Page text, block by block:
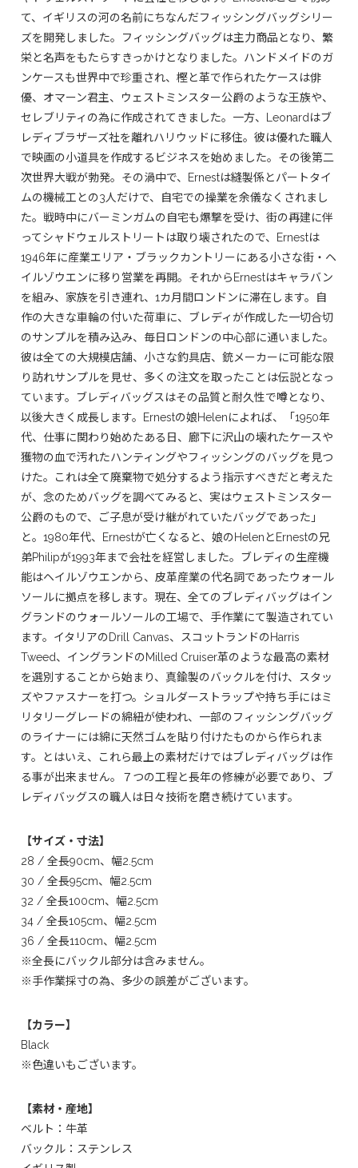
て、イギリスの河の名前にちなんだフィッシングバッグシリー
ズを開発しました。フィッシングバッグは主力商品となり、繁
栄と名声をもたらすきっかけとなりました。ハンドメイドのガ
ンケースも世界中で珍重され、樫と革で作られたケースは俳
優、オマーン君主、ウェストミンスター公爵のような王族や、
セレブリティの為に作成されてきました。一方、Leonardはブ
レディブラザーズ社を離れハリウッドに移住。彼は優れた職人
で映画の小道具を作成するビジネスを始めました。その後第二
次世界大戦が勃発。その渦中で、Ernestは縫製係とパートタイ
ムの機械工との3人だけで、自宅での操業を余儀なくされまし
た。戦時中にバーミンガムの自宅も爆撃を受け、街の再建に伴
ってシャドウェルストリートは取り壊されたので、Ernestは
1946年に産業エリア・ブラックカントリーにある小さな街・ヘ
イルゾウエンに移り営業を再開。それからErnestはキャラバン
を組み、家族を引き連れ、1カ月間ロンドンに滞在します。自
作の大きな車輪の付いた荷車に、ブレディが作成した一切合切
のサンプルを積み込み、毎日ロンドンの中心部に通いました。
彼は全ての大規模店舗、小さな釣具店、銃メーカーに可能な限
り訪れサンプルを見せ、多くの注文を取ったことは伝説となっ
ています。ブレディバッグスはその品質と耐久性で噂となり、
以後大きく成長します。Ernestの娘Helenによれば、「1950年
代、仕事に関わり始めたある日、廊下に沢山の壊れたケースや
獲物の血で汚れたハンティングやフィッシングのバッグを見つ
けた。これは全て廃棄物で処分するよう指示すべきだと考えた
が、念のためバッグを調べてみると、実はウェストミンスター
公爵のもので、ご子息が受け継がれていたバッグであった」
と。1980年代、Ernestが亡くなると、娘のHelenとErnestの兄
弟Philipが1993年まで会社を経営しました。ブレディの生産機
能はヘイルゾウエンから、皮革産業の代名詞であったウォール
ソールに拠点を移します。現在、全てのブレディバッグはイン
グランドのウォールソールの工場で、手作業にて製造されてい
ます。イタリアのDrill Canvas、スコットランドのHarris
Tweed、イングランドのMilled Cruiser革のような最高の素材
を選別することから始まり、真鍮製のバックルを付け、スタッ
ズやファスナーを打つ。ショルダーストラップや持ち手にはミ
リタリーグレードの綿紐が使われ、一部のフィッシングバッグ
のライナーには綿に天然ゴムを貼り付けたものから作られま
す。とはいえ、これら最上の素材だけではブレディバッグは作
る事が出来ません。７つの工程と長年の修練が必要であり、ブ
レディバッグスの職人は日々技術を磨き続けています。
【サイズ・寸法】
28 / 全長90cm、幅2.5cm
30 / 全長95cm、幅2.5cm
32 / 全長100cm、幅2.5cm
34 / 全長105cm、幅2.5cm
36 / 全長110cm、幅2.5cm
※全長にバックル部分は含みません。
※手作業採寸の為、多少の誤差がございます。
【カラー】
Black
※色違いもございます。
【素材・産地】
ベルト：牛革
バックル：ステンレス